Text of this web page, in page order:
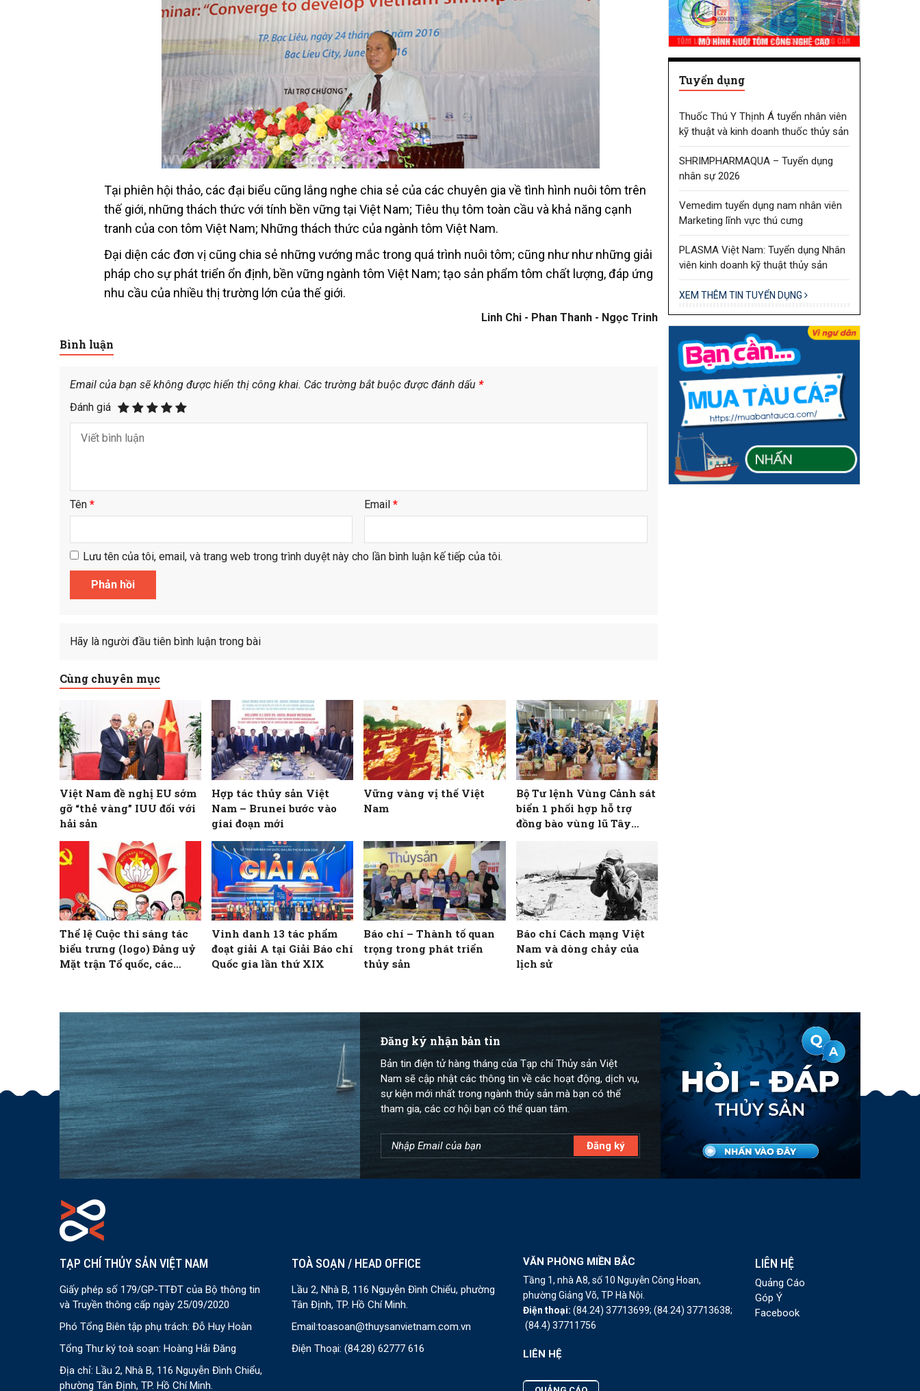
Tại phiên hội thảo, các đại biểu cũng lắng nghe chia sẻ của các chuyên gia về tình hình nuôi tôm trên
thế giới, những thách thức với tính bền vững tại Việt Nam; Tiêu thụ tôm toàn cầu và khả năng cạnh
tranh của con tôm Việt Nam; Những thách thức của ngành tôm Việt Nam.
Đại diện các đơn vị cũng chia sẻ những vướng mắc trong quá trình nuôi tôm; cũng như như những giải
pháp cho sự phát triển ổn định, bền vững ngành tôm Việt Nam; tạo sản phẩm tôm chất lượng, đáp ứng
nhu cầu của nhiều thị trường lớn của thế giới.
Linh Chi - Phan Thanh - Ngọc Trinh
Bình luận
Email của bạn sẽ không được hiển thị công khai. Các trường bắt buộc được đánh dấu *
Đánh giá
Tên * Email*
Lưu tên của tôi, email, và trang web trong trình duyệt này cho lần bình luận kế tiếp của tôi.
Hãy là người đầu tiên bình luận trong bài
Cùng chuyên mục
Việt Nam đề nghị EU sớm
gỡ “thẻ vàng” IUU đối với
hải sản
Hợp tác thủy sản Việt
Nam – Brunei bước vào
giai đoạn mới
Vững vàng vị thế Việt
Nam
Bộ Tư lệnh Vùng Cảnh sát
biển 1 phối hợp hỗ trợ
đồng bào vùng lũ Tây
Thể lệ Cuộc thi sáng tác
biểu trưng (logo) Đảng uỷ
Mặt trận Tổ quốc, các
đại biểu Đảng bộ Mặt trận
Trung ương lần thứ I,
nhiệm kỳ 2025 – 2030
Vinh danh 13 tác phẩm
đoạt giải A tại Giải Báo chí
Quốc gia lần thứ XIX
Báo chí – Thành tố quan
trọng trong phát triển
thủy sản
Báo chí Cách mạng Việt
Nam và dòng chảy của
lịch sử
Tuyển dụng
Thuốc Thú Y Thịnh Á tuyển nhân viên
kỹ thuật và kinh doanh thuốc thủy sản
SHRIMPHARMAQUA – Tuyển dụng
nhân sự 2026
Vemedim tuyển dụng nam nhân viên
Marketing lĩnh vực thú cưng
PLASMA Việt Nam: Tuyển dụng Nhân
viên kinh doanh kỹ thuật thủy sản
XEM THÊM TIN TUYỂN DỤNG
Đăng ký nhận bản tin
Bản tin điện tử hàng tháng của Tạp chí Thủy sản Việt
Nam sẽ cập nhật các thông tin về các hoạt động, dịch vụ,
sự kiện mới nhất trong ngành thủy sản mà bạn có thể
tham gia, các cơ hội bạn có thể quan tâm.
TẠP CHÍ THỦY SẢN VIỆT NAM
Giấy phép số 179/GP-TTĐT của Bộ thông tin
và Truyền thông cấp ngày 25/09/2020
Phó Tổng Biên tập phụ trách: Đỗ Huy Hoàn
Tổng Thư ký toà soạn: Hoàng Hải Đăng
Địa chỉ: Lầu 2, Nhà B, 116 Nguyễn Đình Chiểu,
phường Tân Định, TP. Hồ Chí Minh.
TOÀ SOẠN / HEAD OFFICE
Lầu 2, Nhà B, 116 Nguyễn Đình Chiểu, phường
Tân Định, TP. Hồ Chí Minh.
Email:toasoan@thuysanvietnam.com.vn
Điện Thoại: (84.28) 62777 616
VĂN PHÒNG MIỀN BẮC
Tầng 1, nhà A8, số 10 Nguyễn Công Hoan,
phường Giảng Võ, TP Hà Nội.
Điện thoại:(84.24) 37713699;(84.24) 37713638;
(84.4) 37711756
LIÊN HỆ
LIÊN HỆ
Quảng Cáo
Góp Ý
Facebook